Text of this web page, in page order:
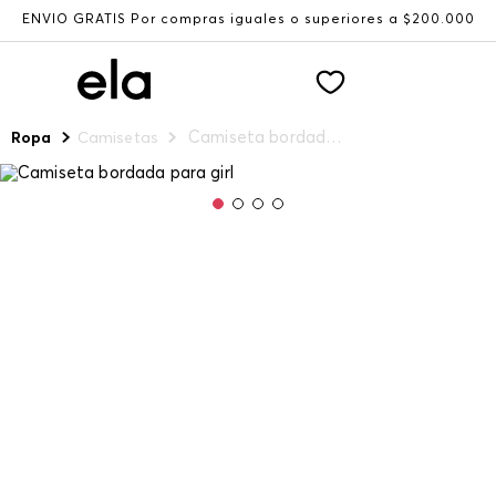
ENVÍO GRATIS Por compras iguales o superiores a $200.000
Ropa Camisetas Camiseta bordada para girl